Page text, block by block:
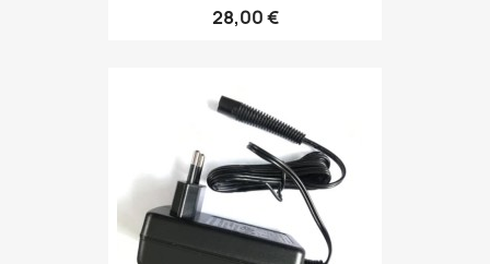
28,00 €